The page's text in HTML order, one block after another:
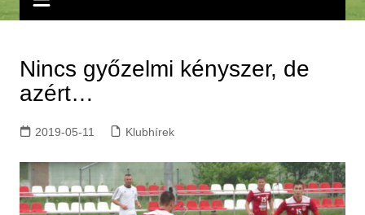
Nincs győzelmi kényszer, de
azért…
2019-05-11 Klubhírek